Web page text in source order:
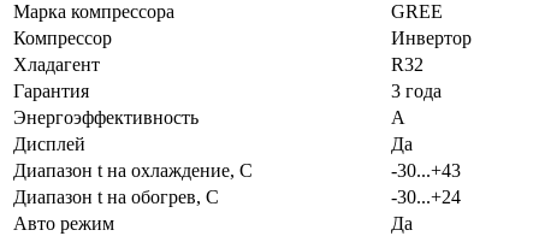
Марка компрессора
GREE
Компрессор
Инвертор
Хладагент
R32
Гарантия
3 года
Энергоэффективность
A
Дисплей
Да
Диапазон t на охлаждение, С
-30...+43
Диапазон t на обогрев, С
-30...+24
Авто режим
Да